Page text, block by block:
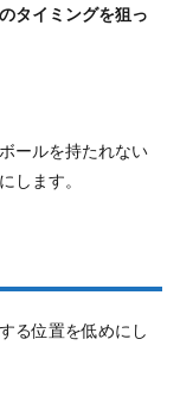
タイミングを狙っ
ールを持たれない
します。
る位置を低めにし